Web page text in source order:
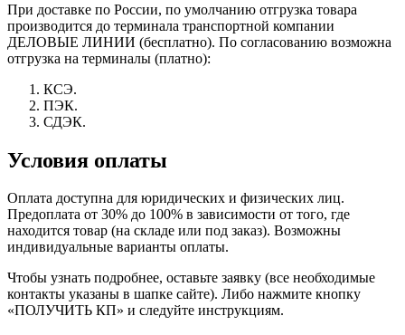
При доставке по России, по умолчанию отгрузка товара
производится до терминала транспортной компании
ДЕЛОВЫЕ ЛИНИИ (бесплатно). По согласованию возможна
отгрузка на терминалы (платно):
КСЭ.
ПЭК.
СДЭК.
Условия оплаты
Оплата доступна для юридических и физических лиц.
Предоплата от 30% до 100% в зависимости от того, где
находится товар (на складе или под заказ). Возможны
индивидуальные варианты оплаты.
Чтобы узнать подробнее, оставьте заявку (все необходимые
контакты указаны в шапке сайте). Либо нажмите кнопку
«ПОЛУЧИТЬ КП» и следуйте инструкциям.